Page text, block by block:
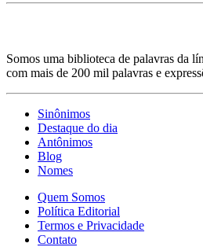
Somos uma biblioteca de palavras da
com mais de 200 mil palavras e
Sinônimos
Destaque do dia
Antônimos
Blog
Nomes
Quem Somos
Política Editorial
Termos e Privacidade
Contato